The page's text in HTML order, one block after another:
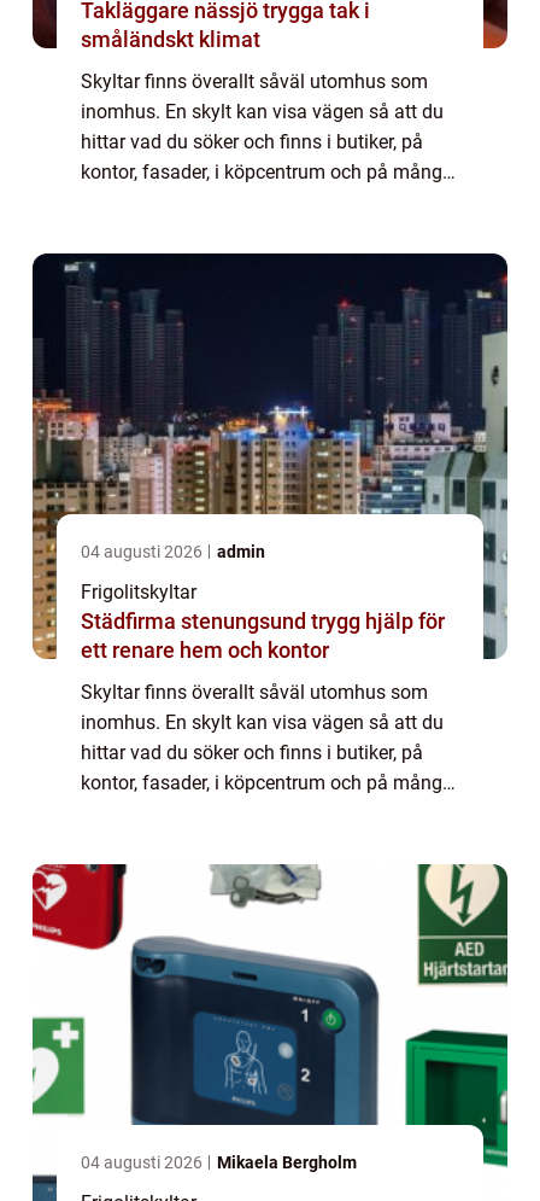
Takläggare nässjö trygga tak i
småländskt klimat
Skyltar finns överallt såväl utomhus som
inomhus. En skylt kan visa vägen så att du
hittar vad du söker och finns i butiker, på
kontor, fasader, i köpcentrum och på många
04 augusti 2026 admin
Frigolitskyltar
Städfirma stenungsund trygg hjälp för
ett renare hem och kontor
Skyltar finns överallt såväl utomhus som
inomhus. En skylt kan visa vägen så att du
hittar vad du söker och finns i butiker, på
kontor, fasader, i köpcentrum och på många
04 augusti 2026 Mikaela Bergholm